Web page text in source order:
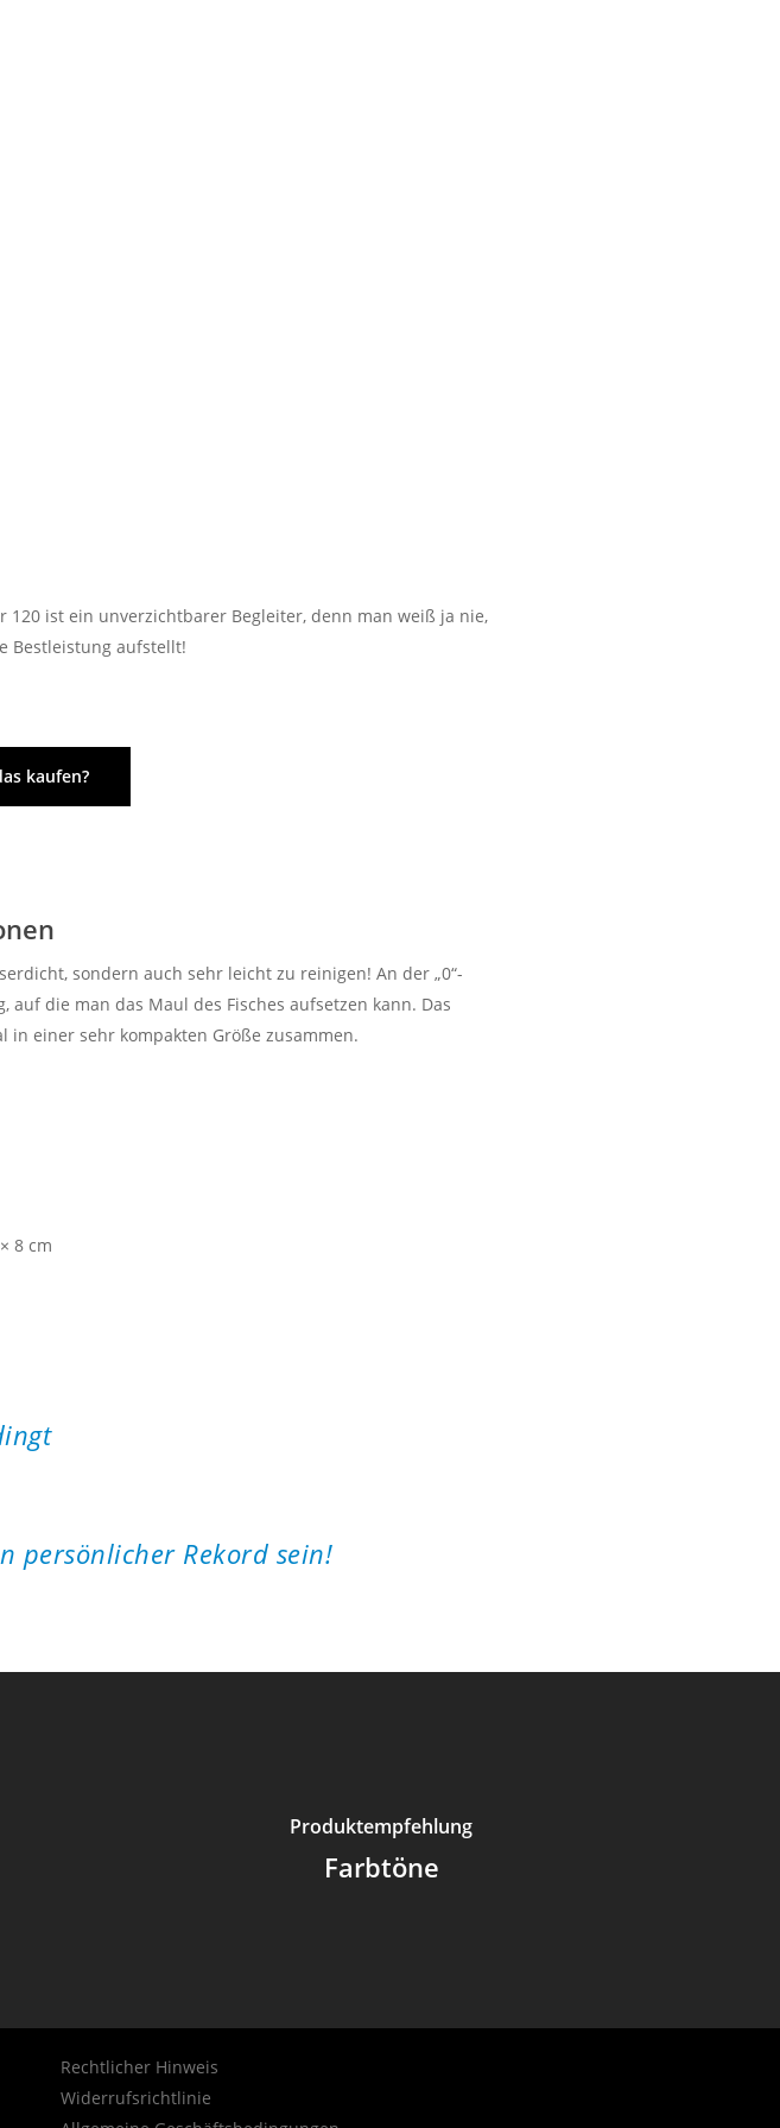
120 ist ein unverzichtbarer Begleiter, denn man weiß ja nie,
Bestleistung aufstellt!
kaufen?
sondern auch sehr leicht zu reinigen! An der „0“-
die man das Maul des Fisches aufsetzen kann. Das
einer sehr kompakten Größe zusammen.
8 cm
persönlicher Rekord sein!
Produktempfehlung
Farbtöne
Rechtlicher Hinweis
Widerrufsrichtlinie